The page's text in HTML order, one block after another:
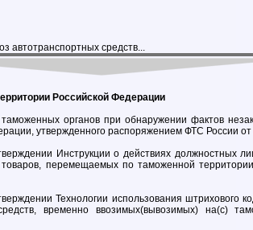
автотранспортных средств...
Российской Федерации
органов при обнаружении фактов
утвержденного распоряжением ФТС России
Инструкции о действиях должностных
перемещаемых по таможенной
Технологии использования штрихового
временно ввозимых(вывозимых) на(с)